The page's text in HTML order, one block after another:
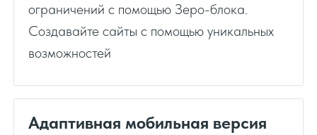
ограничений с помощью Зеро-блока.
Создавайте сайты с помощью уникальных
возможностей
Адаптивная мобильная версия